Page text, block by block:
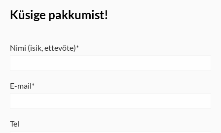
Küsige pakkumist!
Nimi (isik, ettevõte)
E-mail
Tel